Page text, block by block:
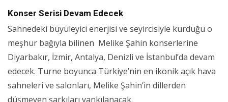
Konser Serisi Devam Edecek
Sahnedeki büyüleyici enerjisi ve seyircisiyle kurduğu o
meşhur bağıyla bilinen Melike Şahin konserlerine
Diyarbakır, İzmir, Antalya, Denizli ve İstanbul’da devam
edecek. Turne boyunca Türkiye’nin en ikonik açık hava
sahneleri ve salonları, Melike Şahin’in dillerden
düşmeyen şarkıları yankılanacak.